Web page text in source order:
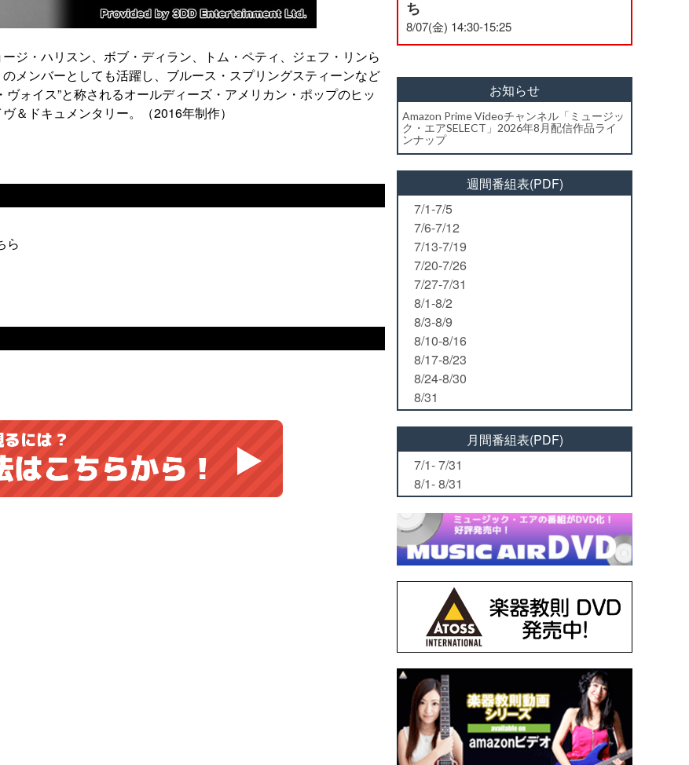
ジ・ハリスン、ボブ・ディラン、トム・ペティ、ジェフ・リンら
メンバーとしても活躍し、ブルース・スプリングスティーンなど
ォイス”と称されるオールディーズ・アメリカン・ポップのヒッ
＆ドキュメンタリー。（2016年制作）
ら
ち
8/07(金) 14:30-15:25
お知らせ
Amazon Prime Videoチャンネル「ミュージッ
ク・エアSELECT」2026年8月配信作品ライ
ンナップ
週間番組表(PDF)
7/1-7/5
7/6-7/12
7/13-7/19
7/20-7/26
7/27-7/31
8/1-8/2
8/3-8/9
8/10-8/16
8/17-8/23
8/24-8/30
8/31
月間番組表(PDF)
7/1- 7/31
8/1- 8/31